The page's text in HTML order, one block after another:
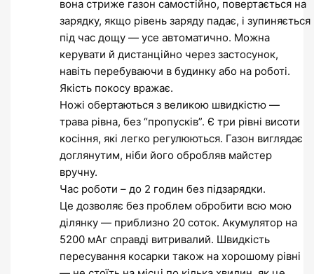
вона стриже газон самостійно, повертається на
зарядку, якщо рівень заряду падає, і зупиняється
під час дощу — усе автоматично. Можна
керувати й дистанційно через застосунок,
навіть перебуваючи в будинку або на роботі.
Якість покосу вражає.
Ножі обертаються з великою швидкістю —
трава рівна, без “пропусків”. Є три рівні висоти
косіння, які легко регулюються. Газон виглядає
доглянутим, ніби його обробляв майстер
вручну.
Час роботи – до 2 годин без підзарядки.
Це дозволяє без проблем обробити всю мою
ділянку — приблизно 20 соток. Акумулятор на
5200 мАг справді витривалий. Швидкість
пересування косарки також на хорошому рівні